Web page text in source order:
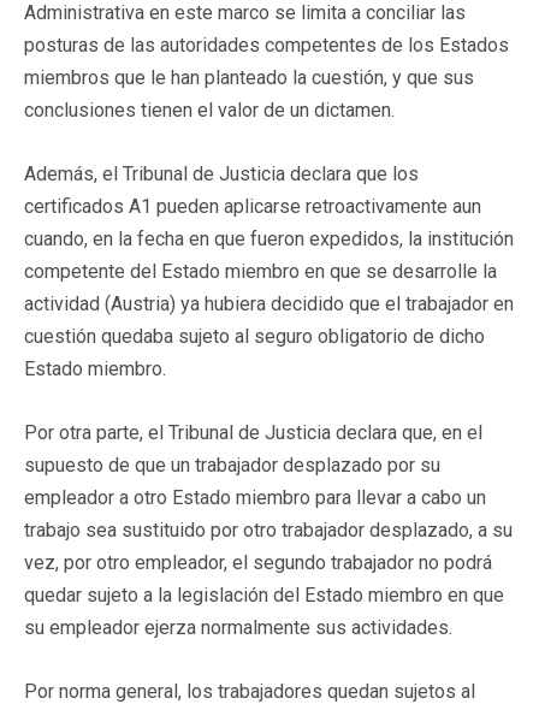
Administrativa en este marco se limita a conciliar las
posturas de las autoridades competentes de los Estados
miembros que le han planteado la cuestión, y que sus
conclusiones tienen el valor de un dictamen.
Además, el Tribunal de Justicia declara que los
certificados A1 pueden aplicarse retroactivamente aun
cuando, en la fecha en que fueron expedidos, la institución
competente del Estado miembro en que se desarrolle la
actividad (Austria) ya hubiera decidido que el trabajador en
cuestión quedaba sujeto al seguro obligatorio de dicho
Estado miembro.
Por otra parte, el Tribunal de Justicia declara que, en el
supuesto de que un trabajador desplazado por su
empleador a otro Estado miembro para llevar a cabo un
trabajo sea sustituido por otro trabajador desplazado, a su
vez, por otro empleador, el segundo trabajador no podrá
quedar sujeto a la legislación del Estado miembro en que
su empleador ejerza normalmente sus actividades.
Por norma general, los trabajadores quedan sujetos al